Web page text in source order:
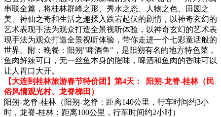
串联全篇，将桂林群峰之形、秀水之态、人物之色、田园之
美、神仙之奇和生活之趣揉入跌宕起伏的剧情，以神奇玄幻的
艺术表现手法为观众打造全景视听体验，以神奇玄幻的艺术表
现手法为观众打造全景视听体验，带你走进一个七彩童话般的
世界。附：晚餐：阳朔"啤酒鱼"，是阳朔有名的地方特色菜，
鱼肉鲜辣可口，无一丝鱼本身的腥味，啤酒和鱼肉的香味可以
让人胃口大开。
【大连到桂林旅游春节特价团】 第4天：
阳朔-龙脊-桂林（民
俗风情观光村、龙脊梯田）
阳朔-龙脊-桂林（阳朔-龙脊：距离140公里，行车时间约3小
时，龙脊-桂林：距离100公里，行车时间约2小时）